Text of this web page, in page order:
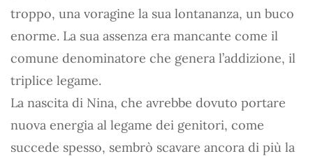
troppo, una voragine la sua lontananza, un buco
enorme. La sua assenza era mancante come il
comune denominatore che genera l’addizione, il
triplice legame.
La nascita di Nina, che avrebbe dovuto portare
nuova energia al legame dei genitori, come
succede spesso, sembrò scavare ancora di più la